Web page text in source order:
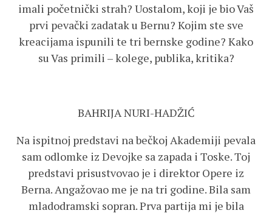
imali početnički strah? Uostalom, koji je bio Vaš
prvi pevački zadatak u Bernu? Kojim ste sve
kreacijama ispunili te tri bernske godine? Kako
su Vas primili – kolege, publika, kritika?
BAHRIJA NURI-HADŽIĆ
Na ispitnoj predstavi na bečkoj Akademiji pevala
sam odlomke iz Devojke sa zapada i Toske. Toj
predstavi prisustvovao je i direktor Opere iz
Berna. Angažovao me je na tri godine. Bila sam
mladodramski sopran. Prva partija mi je bila